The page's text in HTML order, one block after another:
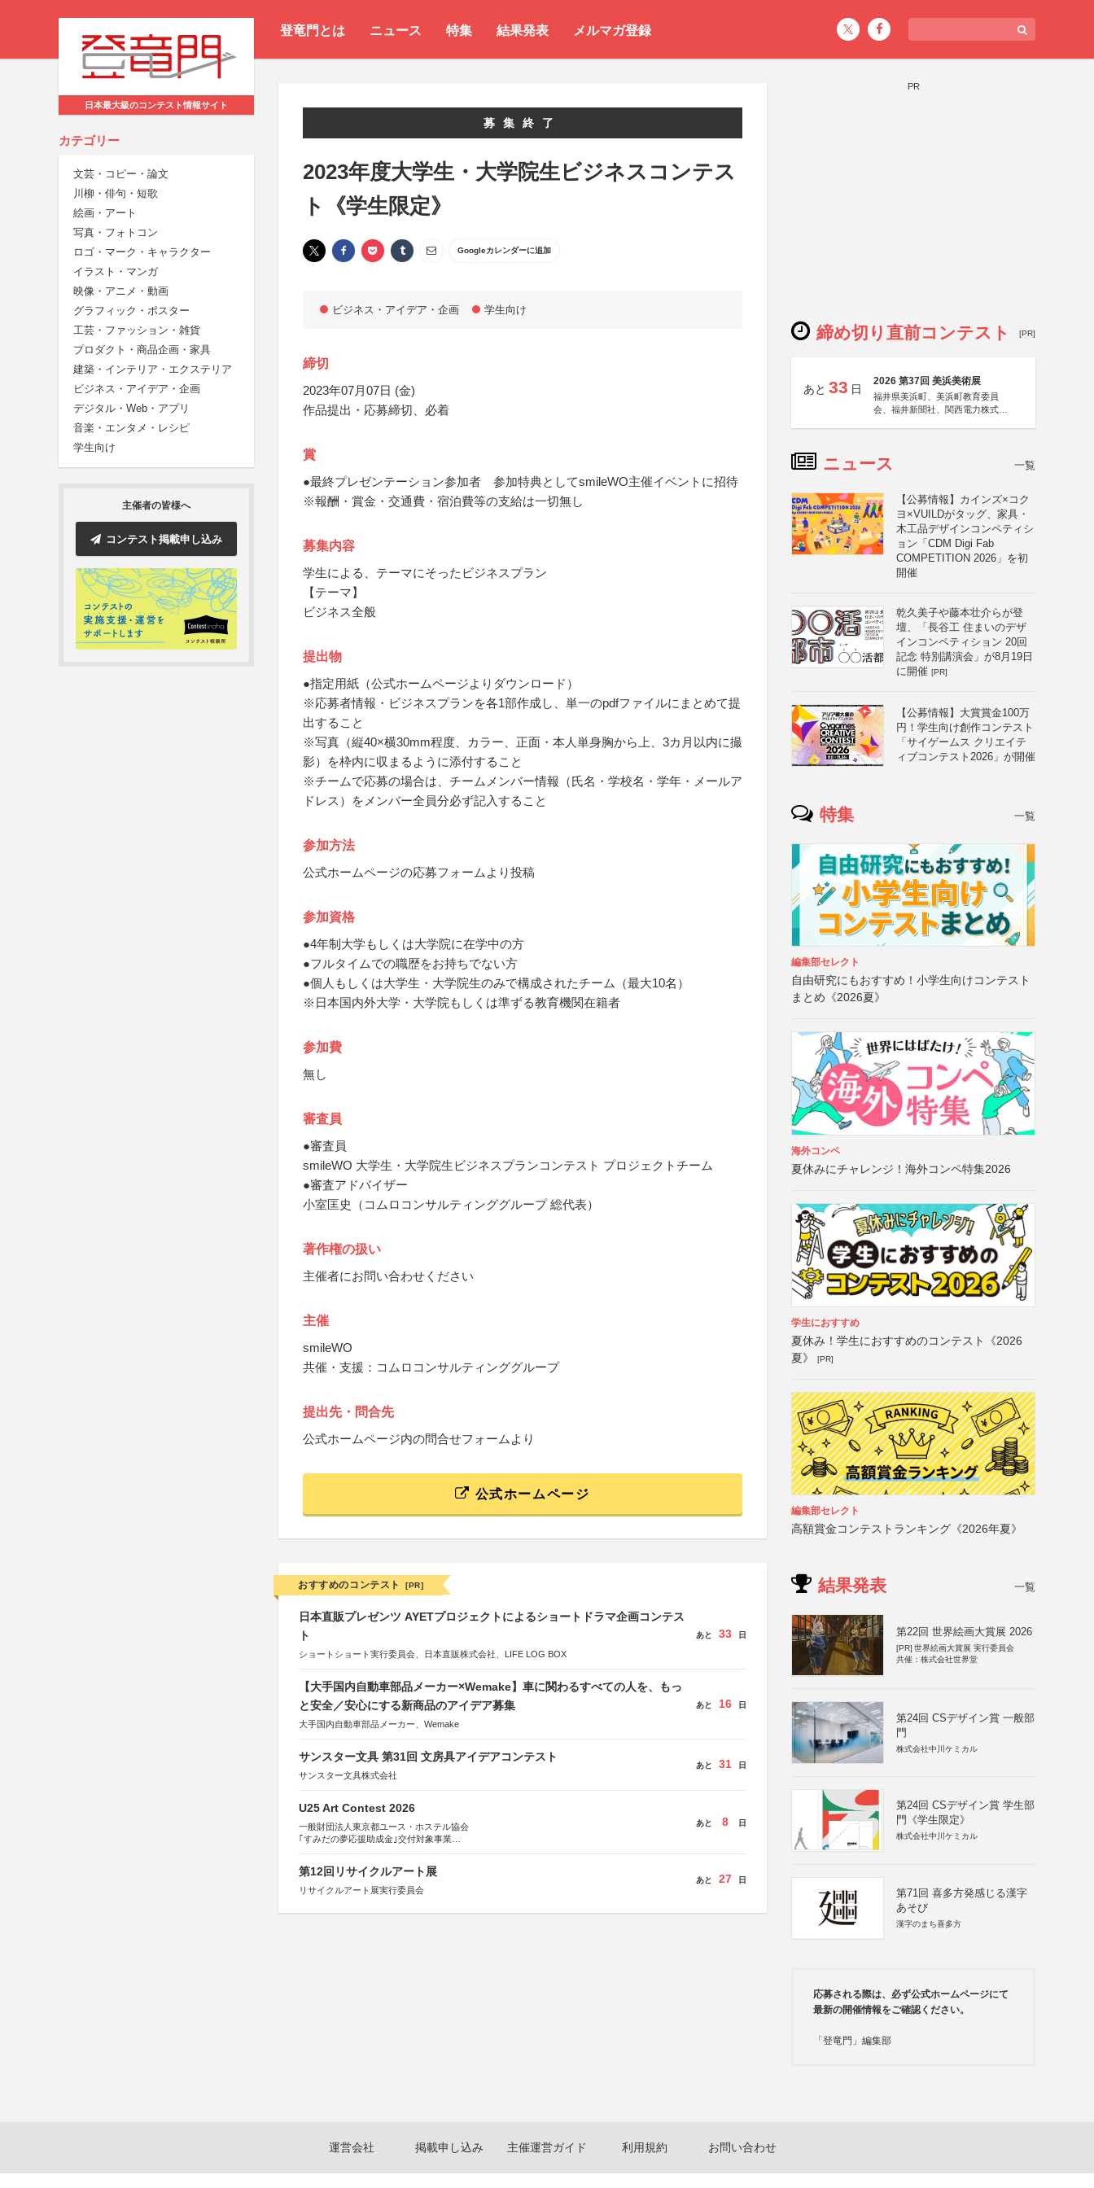
登竜門とは ニュース 特集 結果発表 メルマガ登録
日本最大級のコンテスト情報サイト
カテゴリー
文芸・コピー・論文
川柳・俳句・短歌
絵画・アート
写真・フォトコン
ロゴ・マーク・キャラクター
イラスト・マンガ
映像・アニメ・動画
グラフィック・ポスター
工芸・ファッション・雑貨
プロダクト・商品企画・家具
建築・インテリア・エクステリア
ビジネス・アイデア・企画
デジタル・Web・アプリ
音楽・エンタメ・レシピ
学生向け
主催者の皆様へ
コンテスト掲載申し込み
募集終了
2023年度大学生・大学院生ビジネスコンテス
ト《学生限定》
Googleカレンダーに追加
ビジネス・アイデア・企画 学生向け
締切
2023年07月07日 (金)
作品提出・応募締切、必着
賞
●最終プレゼンテーション参加者 参加特典としてsmileWO主催イベントに招待
※報酬・賞金・交通費・宿泊費等の支給は一切無し
募集内容
学生による、テーマにそったビジネスプラン
【テーマ】
ビジネス全般
提出物
●指定用紙（公式ホームページよりダウンロード）
※応募者情報・ビジネスプランを各1部作成し、単一のpdfファイルにまとめて提
出すること
※写真（縦40×横30mm程度、カラー、正面・本人単身胸から上、3カ月以内に撮
影）を枠内に収まるように添付すること
※チームで応募の場合は、チームメンバー情報（氏名・学校名・学年・メールア
ドレス）をメンバー全員分必ず記入すること
参加方法
公式ホームページの応募フォームより投稿
参加資格
●4年制大学もしくは大学院に在学中の方
●フルタイムでの職歴をお持ちでない方
●個人もしくは大学生・大学院生のみで構成されたチーム（最大10名）
※日本国内外大学・大学院もしくは準ずる教育機関在籍者
参加費
無し
審査員
●審査員
smileWO 大学生・大学院生ビジネスプランコンテスト プロジェクトチーム
●審査アドバイザー
小室匡史（コムロコンサルティンググループ 総代表）
著作権の扱い
主催者にお問い合わせください
主催
smileWO
共催・支援：コムロコンサルティンググループ
提出先・問合先
公式ホームページ内の問合せフォームより
公式ホームページ
おすすめのコンテスト [PR]
日本直販プレゼンツ AYETプロジェクトによるショートドラマ企画コンテス
ト
ショートショート実行委員会、日本直販株式会社、LIFE LOG BOX
あと 33 日
【大手国内自動車部品メーカー×Wemake】車に関わるすべての人を、もっ
と安全／安心にする新商品のアイデア募集
大手国内自動車部品メーカー、Wemake
あと 16 日
サンスター文具 第31回 文房具アイデアコンテスト
サンスター文具株式会社
あと 31 日
U25 Art Contest 2026
一般財団法人東京都ユース・ホステル協会
｢すみだの夢応援助成金｣交付対象事業
あと 8 日
第12回リサイクルアート展
リサイクルアート展実行委員会
あと 27 日
PR
締め切り直前コンテスト [PR]
あと 33 日
2026 第37回 美浜美術展
福井県美浜町、美浜町教育委員
会、福井新聞社、関西電力株式会
ニュース 一覧
【公募情報】カインズ×コク
ヨ×VUILDがタッグ、家具・
木工品デザインコンペティシ
ョン「CDM Digi Fab
COMPETITION 2026」を初
開催
乾久美子や藤本壮介らが登
壇、「長谷工 住まいのデザ
インコンペティション 20回
記念 特別講演会」が8月19日
に開催 [PR]
【公募情報】大賞賞金100万
円！学生向け創作コンテスト
「サイゲームス クリエイテ
ィブコンテスト2026」が開催
特集 一覧
編集部セレクト
自由研究にもおすすめ！小学生向けコンテスト
まとめ《2026夏》
海外コンペ
夏休みにチャレンジ！海外コンペ特集2026
学生におすすめ
夏休み！学生におすすめのコンテスト《2026
夏》
[PR]
編集部セレクト
高額賞金コンテストランキング《2026年夏》
結果発表 一覧
第22回 世界絵画大賞展 2026
[PR] 世界絵画大賞展 実行委員会
共催：株式会社世界堂
第24回 CSデザイン賞 一般部
門
株式会社中川ケミカル
第24回 CSデザイン賞 学生部
門《学生限定》
株式会社中川ケミカル
第71回 喜多方発感じる漢字
あそび
漢字のまち喜多方
応募される際は、必ず公式ホームページにて
最新の開催情報をご確認ください。
「登竜門」編集部
運営会社 掲載申し込み 主催運営ガイド 利用規約 お問い合わせ